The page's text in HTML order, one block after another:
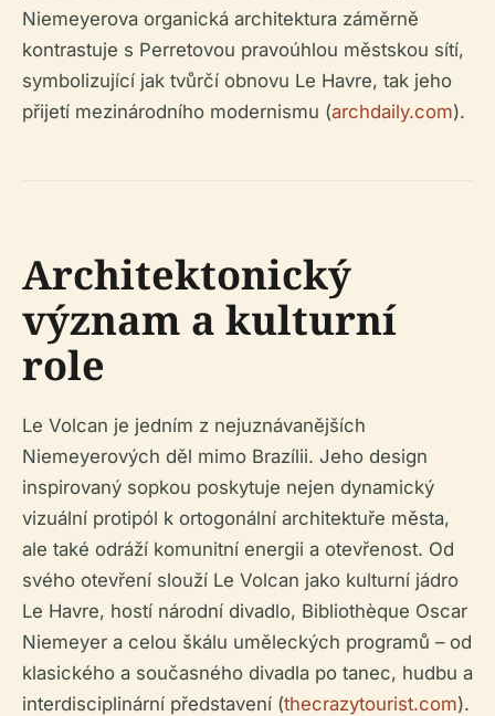
Niemeyerova organická architektura záměrně
kontrastuje s Perretovou pravoúhlou městskou sítí,
symbolizující jak tvůrčí obnovu Le Havre, tak jeho
přijetí mezinárodního modernismu (archdaily.com).
Architektonický
význam a kulturní
role
Le Volcan je jedním z nejuznávanějších
Niemeyerových děl mimo Brazílii. Jeho design
inspirovaný sopkou poskytuje nejen dynamický
vizuální protipól k ortogonální architektuře města,
ale také odráží komunitní energii a otevřenost. Od
svého otevření slouží Le Volcan jako kulturní jádro
Le Havre, hostí národní divadlo, Bibliothèque Oscar
Niemeyer a celou škálu uměleckých programů – od
klasického a současného divadla po tanec, hudbu a
interdisciplinární představení (thecrazytourist.com).